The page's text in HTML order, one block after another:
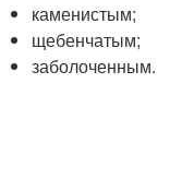
каменистым;
щебенчатым;
заболоченным.